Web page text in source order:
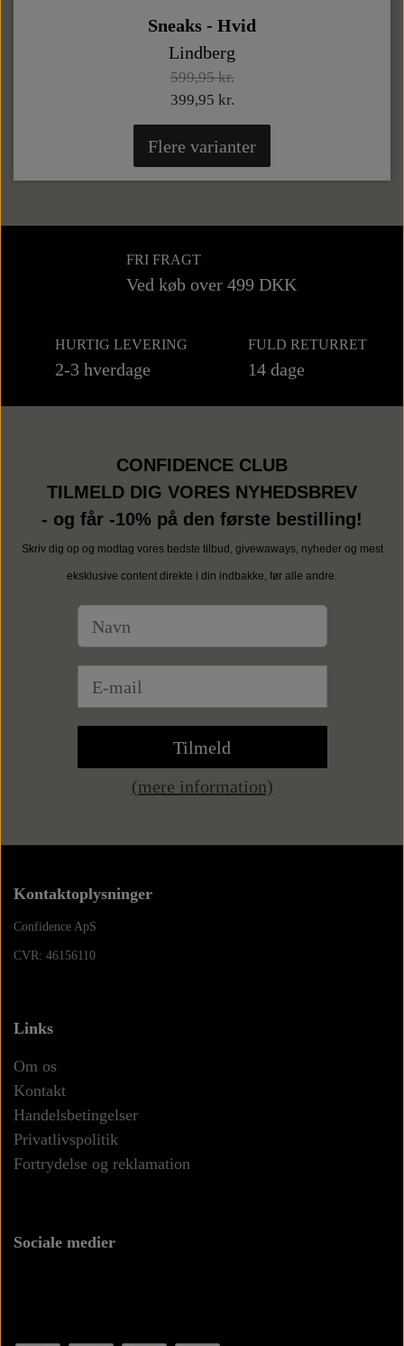
Sneaks - Hvid
Lindberg
599,95 kr.
399,95 kr.
Flere varianter
FRI FRAGT
Ved køb over 499 DKK
HURTIG LEVERING
2-3 hverdage
FULD RETURRET
14 dage
CONFIDENCE CLUB
TILMELD DIG VORES NYHEDSBREV
- og får -10% på den første bestilling!
Skriv dig op og modtag vores bedste tilbud, givewaways, nyheder og mest
eksklusive content direkte i din indbakke, før alle andre.
Tilmeld
(mere information)
Kontaktoplysninger
Confidence ApS
CVR: 46156110
Links
Om os
Kontakt
Handelsbetingelser
Privatlivspolitik
Fortrydelse og reklamation
Sociale medier